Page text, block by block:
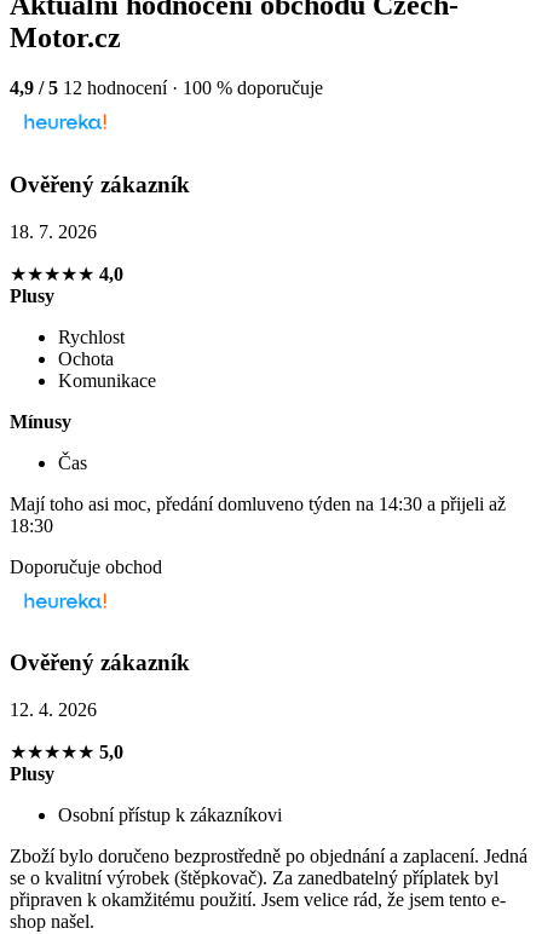
Motor.cz
4,9 / 5 12 hodnocení · 100 % doporučuje
Ověřený zákazník
18. 7. 2026
★★★★★ 4,0
Plusy
Rychlost
Ochota
Komunikace
Mínusy
Čas
Mají toho asi moc, předání domluveno týden na 14:30 a přijeli až
18:30
Doporučuje obchod
Ověřený zákazník
12. 4. 2026
★★★★★ 5,0
Plusy
Osobní přístup k zákazníkovi
Zboží bylo doručeno bezprostředně po objednání a zaplacení. Jedná
se o kvalitní výrobek (štěpkovač). Za zanedbatelný příplatek byl
připraven k okamžitému použití. Jsem velice rád, že jsem tento e-
shop našel.